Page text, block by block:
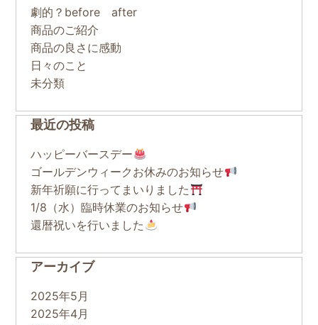
劇的？before after
商品のご紹介
商品の良さに感動
日々のこと
未分類
最近の投稿
ハッピーバースデー
ゴールデンウィークお休みのお知らせ
新年祈願に行ってまいりました
1/8（水）臨時休業のお知らせ
還暦祝いを行いました
アーカイブ
2025年5月
2025年4月